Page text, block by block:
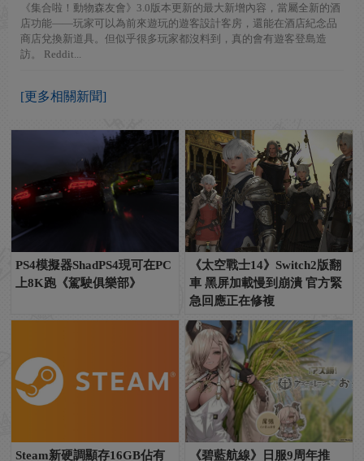
《集合啦！動物森友會》3.0版本更新的最大新增內容，當屬全新的酒
店功能——玩家可以為前來遊玩的遊客設計客房，還能在酒店紀念品
商店兌換新道具。但似乎很多玩家都沒料到，真的會有遊客登島造
訪。 Reddit...
[更多相關新聞]
PS4模擬器ShadPS4現可在PC
上8K跑《駕駛俱樂部》
《太空戰士14》Switch2版翻
車 黑屏加載慢到崩潰 官方緊
急回應正在修複
Steam新硬調顯存16GB佔有
《碧藍航線》日服9周年推